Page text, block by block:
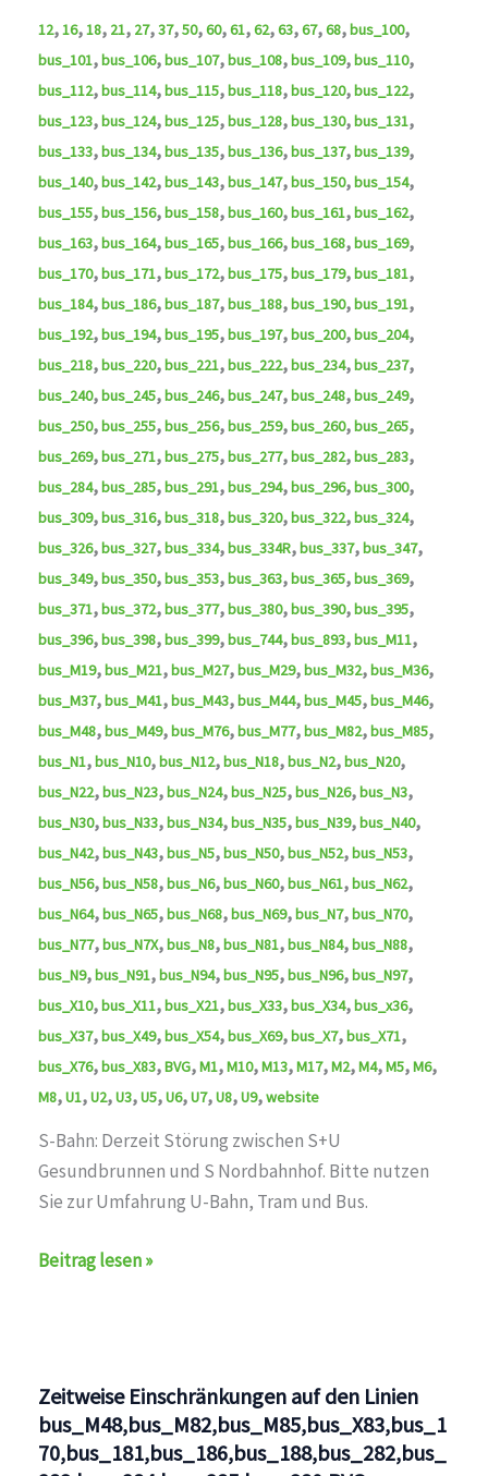
12,16,18, 21, 27,37,50,60,61,62,63,67,68,bus_100,
bus_101,bus_106,bus_107,bus_108,bus_109,bus_110,
bus_112,bus_114,bus_115,bus_118,bus_120,bus_122,
bus_123,bus_124,bus_125,bus_128,bus_130,bus_131,
bus_133,bus_134,bus_135,bus_136,bus_137,bus_139,
bus_140,bus_142,bus_143,bus_147,bus_150,bus_154,
bus_155,bus_156,bus_158,bus_160,bus_161,bus_162,
bus_163,bus_164,bus_165,bus_166,bus_168,bus_169,
bus_170,bus_171,bus_172,bus_175,bus_179,bus_181,
bus_184,bus_186,bus_187,bus_188,bus_190,bus_191,
bus_192,bus_194,bus_195,bus_197,bus_200,bus_204,
bus_218,bus_220,bus_221,bus_222,bus_234,bus_237,
bus_240,bus_245,bus_246,bus_247,bus_248,bus_249,
bus_250,bus_255,bus_256,bus_259,bus_260,bus_265,
bus_269,bus_271,bus_275,bus_277,bus_282,bus_283,
bus_284,bus_285,bus_291,bus_294,bus_296,bus_300,
bus_309,bus_316,bus_318,bus_320,bus_322,bus_324,
bus_326,bus_327,bus_334,bus_334R,bus_337,bus_347,
bus_349,bus_350,bus_353,bus_363,bus_365,bus_369,
bus_371,bus_372,bus_377,bus_380,bus_390,bus_395,
bus_396,bus_398,bus_399,bus_744,bus_893,bus_M11,
bus_M19,bus_M21,bus_M27,bus_M29,bus_M32,bus_M36,
bus_M37,bus_M41,bus_M43,bus_M44,bus_M45,bus_M46,
bus_M48,bus_M49,bus_M76,bus_M77,bus_M82,bus_M85,
bus_N1,bus_N10,bus_N12,bus_N18,bus_N2,bus_N20,
bus_N22,bus_N23,bus_N24,bus_N25,bus_N26,bus_N3,
bus_N30,bus_N33,bus_N34,bus_N35,bus_N39,bus_N40,
bus_N42,bus_N43,bus_N5,bus_N50,bus_N52,bus_N53,
bus_N56,bus_N58,bus_N6,bus_N60,bus_N61,bus_N62,
bus_N64,bus_N65,bus_N68,bus_N69,bus_N7,bus_N70,
bus_N77,bus_N7X,bus_N8,bus_N81,bus_N84,bus_N88,
bus_N9,bus_N91,bus_N94,bus_N95,bus_N96,bus_N97,
bus_X10,bus_X11,bus_X21,bus_X33,bus_X34,bus_x36,
bus_X37,bus_X49,bus_X54,bus_X69,bus_X7,bus_X71,
bus_X76,bus_X83,BVG,M1,M10,M13,M17,M2,M4,M5,M6,
M8,U1,U2,U3,U5,U6,U7,U8,U9,website
S-Bahn: Derzeit Störung zwischen S+U
Gesundbrunnen und S Nordbahnhof. Bitte nutzen
Sie zur Umfahrung U-Bahn, Tram und Bus.
Störung
Beitrag lesen »
Zeitweise Einschränkungen auf den Linien
bus_M48,bus_M82,bus_M85,bus_X83,bus_1
70,bus_181,bus_186,bus_188,bus_282,bus_